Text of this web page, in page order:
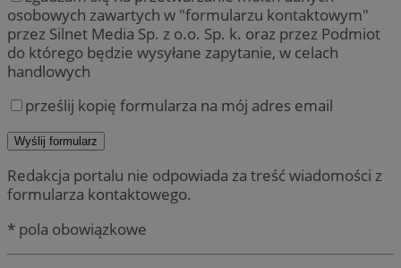
osobowych zawartych w "formularzu kontaktowym"
przez Silnet Media Sp. z o.o. Sp. k. oraz przez Podmiot
do którego będzie wysyłane zapytanie, w celach
handlowych
prześlij kopię formularza na mój adres email
Redakcja portalu nie odpowiada za treść wiadomości z
formularza kontaktowego.
* pola obowiązkowe